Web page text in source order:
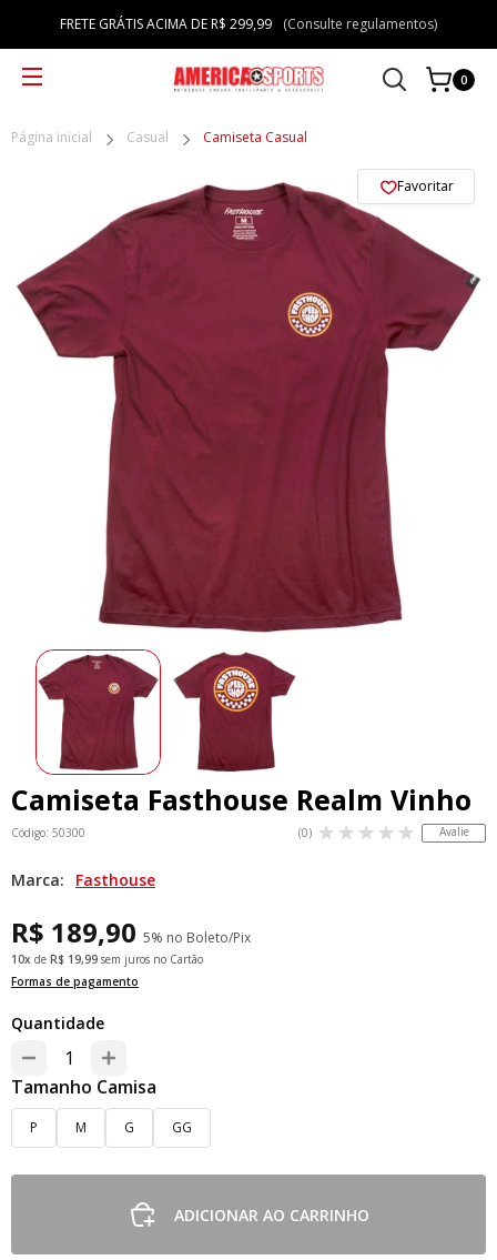
FRETE GRÁTIS ACIMA DE R$ 299,99 (Consulte regulamentos)
0
Página inicial Casual Camiseta Casual
Favoritar
Camiseta Fasthouse Realm Vinho
Código: 50300 (0) Avalie
Marca: Fasthouse
R$ 189,90 5% no Boleto/Pix
10x de R$ 19,99 sem juros no Cartão
Formas de pagamento
Quantidade
Tamanho Camisa
P M G GG
ADICIONAR AO CARRINHO